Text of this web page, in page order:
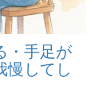
・手足が
してし